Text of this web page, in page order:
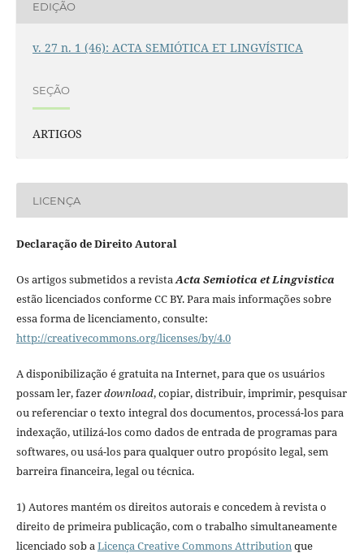
EDIÇÃO
v. 27 n. 1 (46): ACTA SEMIÓTICA ET LINGVÍSTICA
SEÇÃO
ARTIGOS
LICENÇA
Declaração de Direito Autoral
Os artigos submetidos a revistaActa Semiotica et Lingvistica
estão licenciados conforme CC BY. Para mais informações sobre
essa forma de licenciamento, consulte:
http://creativecommons.org/licenses/by/4.0
A disponibilização é gratuita na Internet, para que os usuários
possam ler, fazerdownload, copiar, distribuir, imprimir, pesquisar
ou referenciar o texto integral dos documentos, processá-los para
indexação, utilizá-los como dados de entrada de programas para
softwares, ou usá-los para qualquer outro propósito legal, sem
barreira financeira, legal ou técnica.
1) Autores mantém os direitos autorais e concedem à revista o
direito de primeira publicação, com o trabalho simultaneamente
licenciado sob aLicença Creative Commons Attributionque